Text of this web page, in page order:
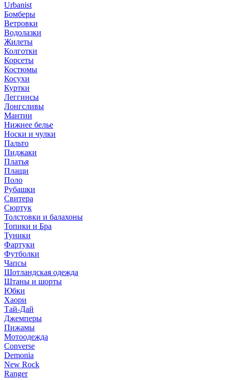
Urbanist
Бомберы
Ветровки
Водолазки
Жилеты
Колготки
Корсеты
Костюмы
Косухи
Куртки
Леггинсы
Лонгсливы
Мантии
Нижнее белье
Носки и чулки
Пальто
Пиджаки
Платья
Плащи
Поло
Рубашки
Свитера
Сюртук
Толстовки и балахоны
Топики и Бра
Туники
Фартуки
Футболки
Чапсы
Шотландская одежда
Штаны и шорты
Юбки
Хаори
Тай-Дай
Джемперы
Пижамы
Мотоодежда
Converse
Demonia
New Rock
Ranger